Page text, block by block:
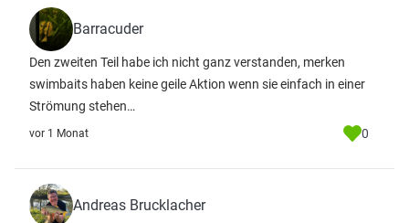
Barracuder
Den zweiten Teil habe ich nicht ganz verstanden, merken
swimbaits haben keine geile Aktion wenn sie einfach in einer
Strömung stehen…
vor 1 Monat 0
Andreas Brucklacher